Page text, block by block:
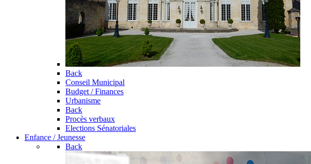
Back
Conseil Municipal
Budget / Finances
Urbanisme
Back
Procès verbaux
Elections Sénatoriales
Enfance / Jeunesse
Back